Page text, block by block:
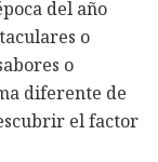
del año
o
o
diferente de
el factor